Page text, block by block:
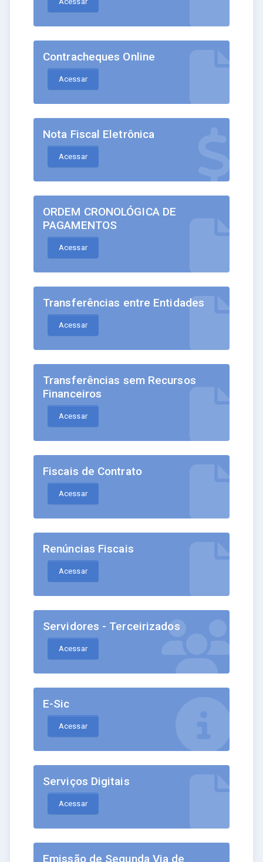
Contracheques Online
Acessar
Nota Fiscal Eletrônica
Acessar
ORDEM CRONOLÓGICA DE
PAGAMENTOS
Acessar
Transferências entre Entidades
Acessar
Transferências sem Recursos
Financeiros
Acessar
Fiscais de Contrato
Acessar
Renúncias Fiscais
Acessar
Servidores - Terceirizados
Acessar
E-Sic
Acessar
Serviços Digitais
Acessar
Emissão de Segunda Via de